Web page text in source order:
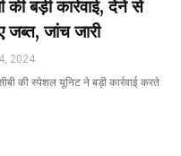
की बड़ी कार्रवाई, देने से
जांच जारी
2024
की स्पेशल यूनिट ने बड़ी कार्रवाई करते